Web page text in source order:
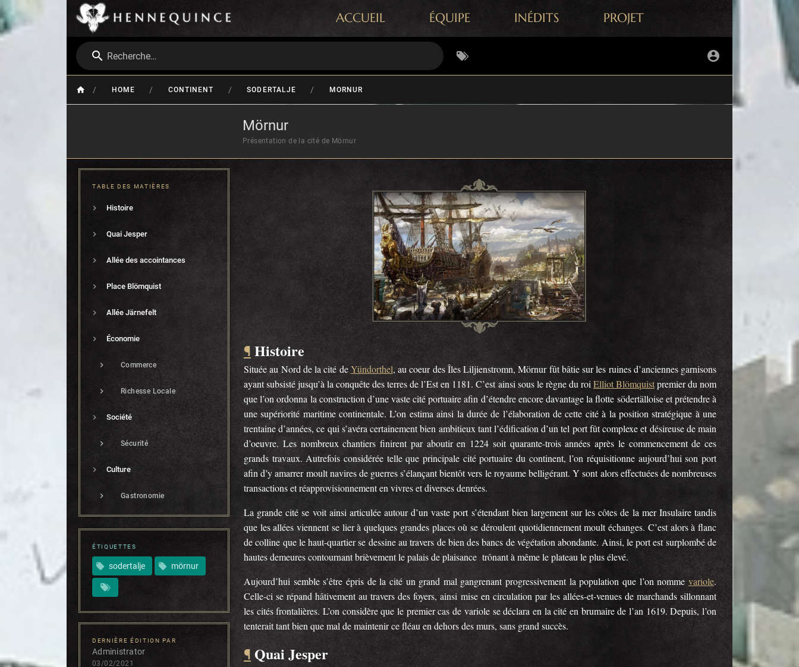
ACCUEIL ÉQUIPE INÉDITS PROJET
Recherche…
/ HOME / CONTINENT / SODERTALJE / MORNUR
Mörnur
Présentation de la cité de Mörnur
TABLE DES MATIÈRES
Histoire
Quai Jesper
Allée des accointances
Place Blömquist
Allée Järnefelt
Économie
Commerce
Richesse Locale
Société
Sécurité
Culture
Gastronomie
ÉTIQUETTES
sodertalje mörnur
DERNIÈRE ÉDITION PAR
Administrator
03/02/2021
¶ Histoire
Située au Nord de la cité deYündorthel, au coeur des Îles Liljienstromn, Mörnur fût bâtie sur les ruines d’anciennes garnisons
ayant subsisté jusqu’à la conquête des terres de l’Est en 1181. C’est ainsi sous le règne du roi Elliot Blömquistpremier du nom
que l’on ordonna la construction d’une vaste cité portuaire afin d’étendre encore davantage la flotte södertälloise et prétendre à
une supériorité maritime continentale. L’on estima ainsi la durée de l’élaboration de cette cité à la position stratégique à une
trentaine d’années, ce qui s’avéra certainement bien ambitieux tant l’édification d’un tel port fût complexe et désireuse de main
d’oeuvre. Les nombreux chantiers finirent par aboutir en 1224 soit quarante-trois années après le commencement de ces
grands travaux. Autrefois considérée telle que principale cité portuaire du continent, l’on réquisitionne aujourd’hui son port
afin d’y amarrer moult navires de guerres s’élançant bientôt vers le royaume belligérant. Y sont alors effectuées de nombreuses
transactions et réapprovisionnement en vivres et diverses denrées.
La grande cité se voit ainsi articulée autour d’un vaste port s’étendant bien largement sur les côtes de la mer Insulaire tandis
que les allées viennent se lier à quelques grandes places où se déroulent quotidiennement moult échanges. C’est alors à flanc
de colline que le haut-quartier se dessine au travers de bien des bancs de végétation abondante. Ainsi, le port est surplombé de
hautes demeures contournant brièvement le palais de plaisance trônant à même le plateau le plus élevé.
Aujourd’hui semble s’être épris de la cité un grand mal gangrenant progressivement la population que l’on nomme variole.
Celle-ci se répand hâtivement au travers des foyers, ainsi mise en circulation par les allées-et-venues de marchands sillonnant
les cités frontalières. L’on considère que le premier cas de variole se déclara en la cité en brumaire de l’an 1619. Depuis, l’on
tenterait tant bien que mal de maintenir ce fléau en dehors des murs, sans grand succès.
¶ Quai Jesper